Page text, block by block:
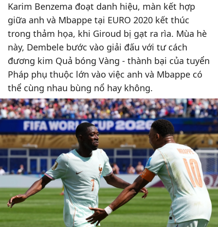
Karim Benzema đoạt danh hiệu, màn kết hợp
giữa anh và Mbappe tại EURO 2020 kết thúc
trong thảm họa, khi Giroud bị gạt ra rìa. Mùa hè
này, Dembele bước vào giải đấu với tư cách
đương kim Quả bóng Vàng - thành bại của tuyển
Pháp phụ thuộc lớn vào việc anh và Mbappe có
thể cùng nhau bùng nổ hay không.